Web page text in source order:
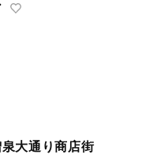
大通り商店街